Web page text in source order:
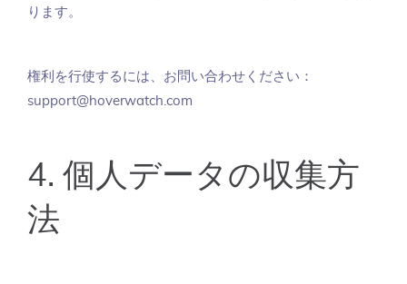
ります。
権利を行使するには、お問い合わせください：
support@hoverwatch.com
4. 個人データの収集方
法